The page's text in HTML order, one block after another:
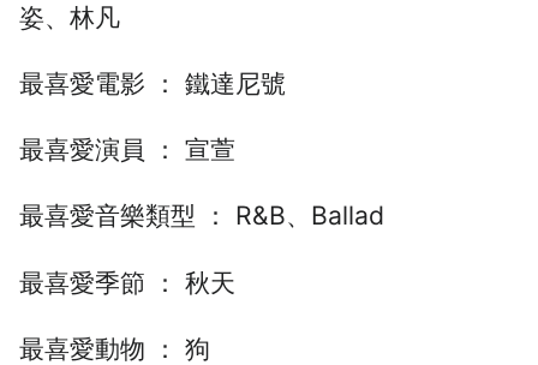
姿、林凡
最喜愛電影 ： 鐵達尼號
最喜愛演員 ： 宣萱
最喜愛音樂類型 ： R&B、Ballad
最喜愛季節 ： 秋天
最喜愛動物 ： 狗